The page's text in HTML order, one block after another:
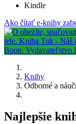
Kindle
Ako čítať e-knihy
Knihy
Odborné a
Najlepšie